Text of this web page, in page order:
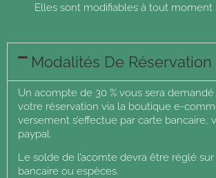
Elles sont modifiables à tout moment
Modalités De Réservation
Un acompte de 30 % vous sera
votre réservation via la boutique e-
versement s’effectue par carte bancaire,
paypal.
Le solde de l’acomte devra être réglé
bancaire ou espèces.